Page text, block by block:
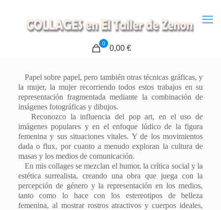
0
0,00 €
Papel sobre papel, pero también otras técnicas gráficas, y
la mujer, la mujer recorriendo todos estos trabajos en su
representación fragmentada mediante la combinación de
imágenes fotográficas y dibujos.
Reconozco la influencia del pop art, en el uso de
imágenes populares y en el enfoque lúdico de la figura
femenina y sus situaciones vitales. Y de los movimientos
dada o flux, por cuanto a menudo exploran la cultura de
masas y los medios de comunicación.
En mis collages se mezclan el humor, la crítica social y la
estética surrealista, creando una obra que juega con la
percepción de género y la representación en los medios,
tanto como lo hace con los estereotipos de belleza
femenina, al mostrar rostros atractivos y cuerpos ideales,